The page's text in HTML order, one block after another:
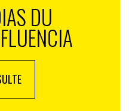
DU